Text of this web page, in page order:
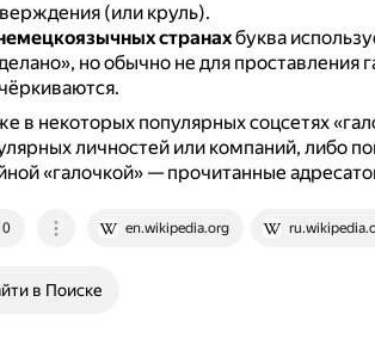
(или круль).
странахбуква
но обычно не для проставления
в некоторых популярных соцсетях
личностей или компаний, либо
«галочкой» — прочитанные
0 en.wikipedia.org
в Поиске